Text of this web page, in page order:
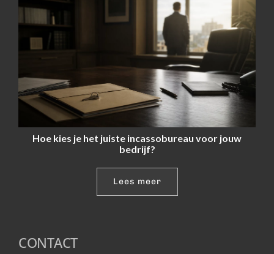
Hoe kies je het juiste incassobureau voor jouw
bedrijf?
Lees meer
CONTACT